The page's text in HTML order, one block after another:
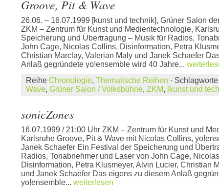
Groove, Pit & Wave
26.06. – 16.07.1999 [kunst und technik], Grüner Salon
ZKM – Zentrum für Kunst und Medientechnologie,
Speicherung und Übertragung – Musik für Radios,
John Cage, Nicolas Collins, Disinformation, Petra
Christian Marclay, Valerian Maly und Janek Schaefer
Anlaß gegründete yo!ensemble wird 40 Jahre...
Reihe Chronologie, Thematische Reihen ·
Wave, Grüner Salon / Volksbühne, ZKM, [kunst und
sonicZones
16.07.1999 / 21:00 Uhr ZKM – Zentrum für Kunst und
Karlsruhe Groove, Pit & Wave mit Nicolas Collins,
Janek Schaefer Ein Festival der Speicherung und
Radios, Tonabnehmer und Laser von John Cage,
Disinformation, Petra Klusmeyer, Alvin Lucier, Christian
und Janek Schaefer Das eigens zu diesem Anlaß
yo!ensemble... weiterlesen